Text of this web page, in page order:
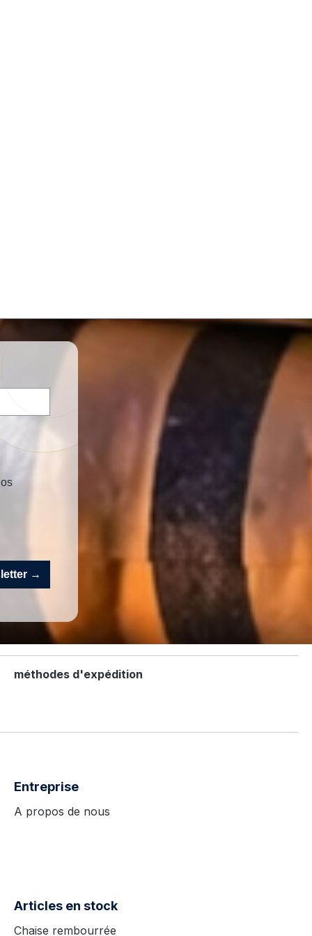
→
méthodes d'expédition
Entreprise
A propos de nous
Articles en stock
Chaise rembourrée